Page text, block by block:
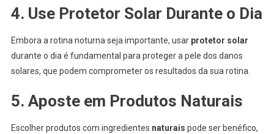
4. Use Protetor Solar Durante o Dia
Embora a rotina noturna seja importante, usar protetor solar
durante o dia é fundamental para proteger a pele dos danos
solares, que podem comprometer os resultados da sua rotina.
5. Aposte em Produtos Naturais
Escolher produtos com ingredientes naturais pode ser benéfico,